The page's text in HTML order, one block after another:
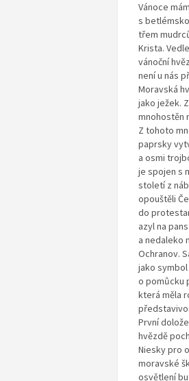
Vánoce
s
třem
Krista.
vánoční
není u nás
Moravská
jako ježek.
mnohostěn
Z tohoto
paprsky
a osmi
je spojen s
století z
opouštěli
do
azyl na
a nedaleko
Ochranov.
jako
o pomůcku
která měla
První
hvězdě
Niesky pro
moravské
osvětlení